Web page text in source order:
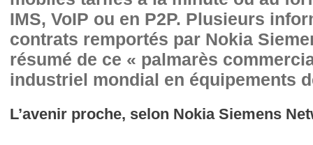
IMS, VoIP ou en P2P. Plusieurs
contrats remportés par Nokia
résumé de ce « palmarès
industriel mondial en équipements
L’avenir proche, selon Nokia Siemens